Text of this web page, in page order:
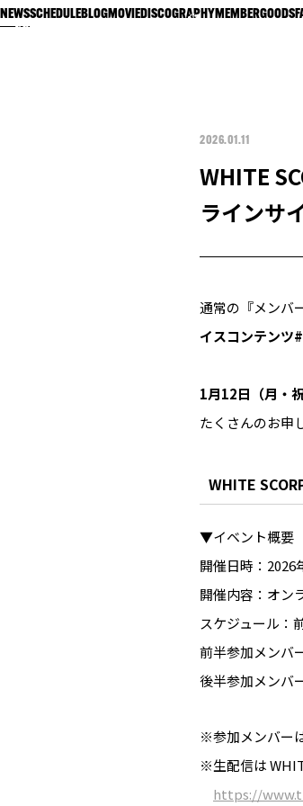
NEWSSCHEDULEBLOGMOVIE DISCOGRAPHYMEMBERGOODS
2026.01.11
WHITE
ラインサ
通常の『メンバ
イスコンテンツ
1月12日（月・
たくさんのお申
WHITE
▼イベント概要
開催日時：2026
開催内容：オン
スケジュール：
前半参加メンバ
後半参加メンバ
※参加メンバー
※生配信は
https://